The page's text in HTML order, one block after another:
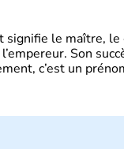
le maître, le
Son
c’est un